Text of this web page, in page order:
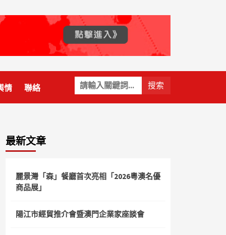
關
鍵
字:
情 聯絡
最新文章
麗景灣「森」餐廳首次亮相「2026粵澳名優
商品展」
陽江市經貿推介會暨澳門企業家座談會